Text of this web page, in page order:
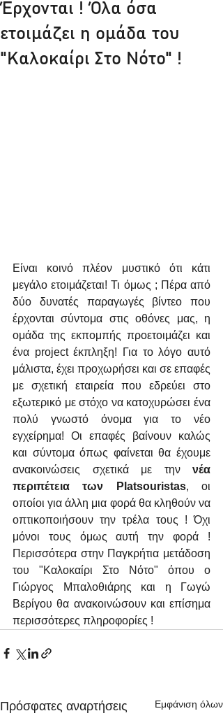
Έρχονται ! Όλα όσα
ετοιμάζει η ομάδα του
"Καλοκαίρι Στο Νότο" !
Είναι κοινό πλέον μυστικό ότι κάτι
μεγάλο ετοιμάζεται! Τι όμως ; Πέρα από
δύο δυνατές παραγωγές βίντεο που
έρχονται σύντομα στις οθόνες μας, η
ομάδα της εκπομπής προετοιμάζει και
ένα project έκπληξη! Για το λόγο αυτό
μάλιστα, έχει προχωρήσει και σε επαφές
με σχετική εταιρεία που εδρεύει στο
εξωτερικό με στόχο να κατοχυρώσει ένα
πολύ γνωστό όνομα για το νέο
εγχείρημα! Οι επαφές βαίνουν καλώς
και σύντομα όπως φαίνεται θα έχουμε
ανακοινώσεις σχετικά με την νέα
περιπέτεια των Platsouristas, οι
οποίοι για άλλη μια φορά θα κληθούν να
οπτικοποιήσουν την τρέλα τους ! Όχι
μόνοι τους όμως αυτή την φορά !
Περισσότερα στην Παγκρήτια μετάδοση
του "Καλοκαίρι Στο Νότο" όπου ο
Γιώργος Μπαλοθιάρης και η Γωγώ
Βερίγου θα ανακοινώσουν και επίσημα
περισσότερες πληροφορίες !
Πρόσφατες αναρτήσεις Εμφάνιση όλων